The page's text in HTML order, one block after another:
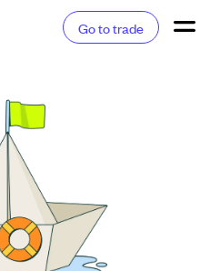
Go to trade